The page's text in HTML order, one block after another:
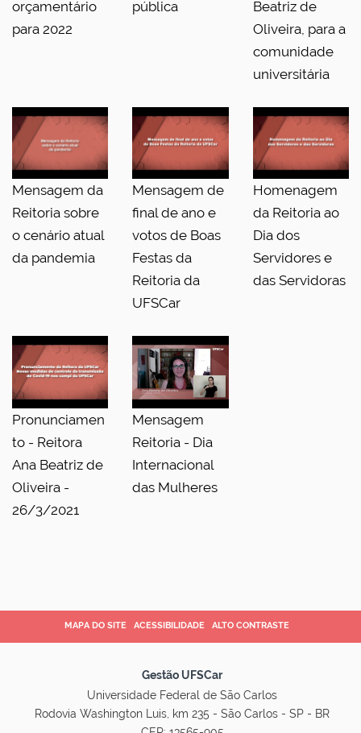
orçamentário
para 2022
pública
Beatriz de
Oliveira, para a
comunidade
universitária
Mensagem da
Reitoria sobre
o cenário atual
da pandemia
Mensagem de
final de ano e
votos de Boas
Festas da
Reitoria da
UFSCar
Homenagem
da Reitoria ao
Dia dos
Servidores e
das Servidoras
Pronunciamen
to - Reitora
Ana Beatriz de
Oliveira -
26/3/2021
Mensagem
Reitoria - Dia
Internacional
das Mulheres
MAPA DO SITE ACESSIBILIDADE ALTO CONTRASTE
Gestão UFSCar
Universidade Federal de São Carlos
Rodovia Washington Luis, km 235 - São Carlos - SP - BR